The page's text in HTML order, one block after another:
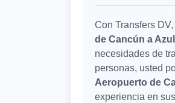
Con Transfers
de Cancún a
necesidades de
personas, usted
Aeropuerto de
experiencia en